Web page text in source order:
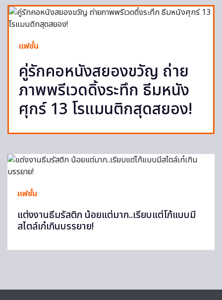
แฟชั่น
คู่รักคอหนังสยองขวัญ ถ่าย
ภาพพรีเวดดิ้งระทึก ธีมหนัง
ศุกร์ 13 โรแมนติกสุดสยอง!
แฟชั่น
แต่งงานธีมรัสติก น้อยแต่มาก..เรียบแต่โก้แบบมี
สไตล์เก๋เกินบรรยาย!